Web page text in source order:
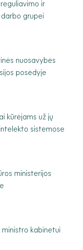
ir
grupei
nuosavybės
posėdyje
kūrėjams už jų
sistemose
ministerijos
kabinetui